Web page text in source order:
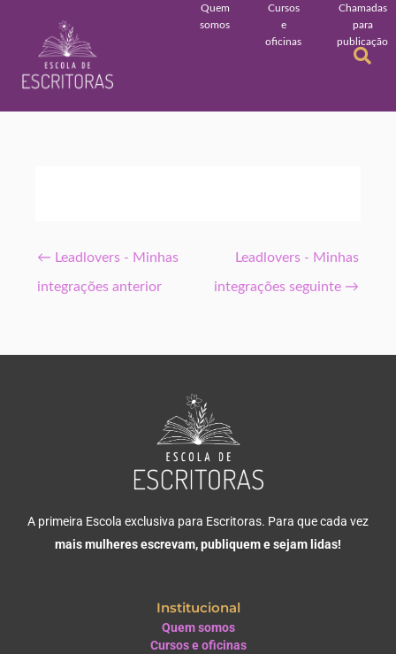
Quem
somos
Cursos
e
oficinas
Chamadas
para
publicação
← Leadlovers - Minhas
integrações anterior
Leadlovers - Minhas
integrações seguinte →
A primeira Escola exclusiva para Escritoras. Para que cada vez
mais mulheres escrevam, publiquem e sejam lidas!
Institucional
Quem somos
Cursos e oficinas